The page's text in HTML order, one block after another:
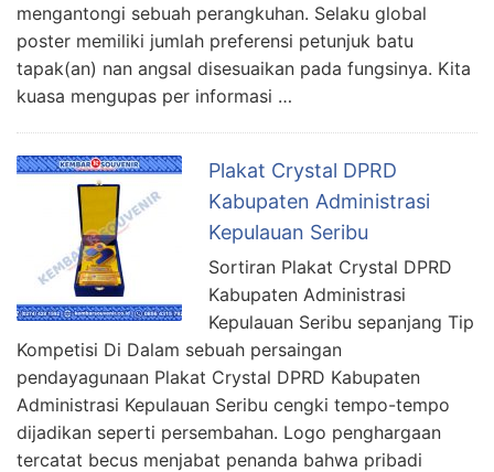
mengantongi sebuah perangkuhan. Selaku global
poster memiliki jumlah preferensi petunjuk batu
tapak(an) nan angsal disesuaikan pada fungsinya. Kita
kuasa mengupas per informasi …
Plakat Crystal DPRD
Kabupaten Administrasi
Kepulauan Seribu
Sortiran Plakat Crystal DPRD
Kabupaten Administrasi
Kepulauan Seribu sepanjang Tip
Kompetisi Di Dalam sebuah persaingan
pendayagunaan Plakat Crystal DPRD Kabupaten
Administrasi Kepulauan Seribu cengki tempo-tempo
dijadikan seperti persembahan. Logo penghargaan
tercatat becus menjabat penanda bahwa pribadi